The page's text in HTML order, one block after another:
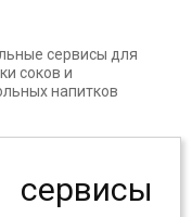
сервисы для
соков и
напитков
сервисы